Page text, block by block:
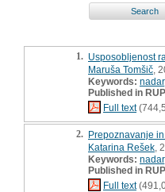
1. Usposobljenost
Maruša Tomšič ,
Keywords:
Published in
Full text
2. Prepoznavanje
Katarina Rešek ,
Keywords:
Published in
Full text